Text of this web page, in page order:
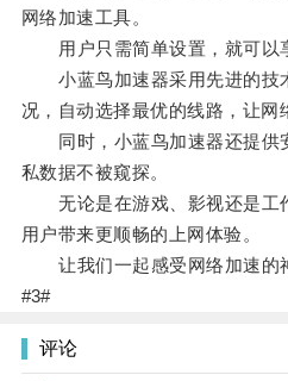
网络加速工具。
用户只需简单设置，就可以
小蓝鸟加速器采用先进的技
况，自动选择最优的线路，让网
同时，小蓝鸟加速器还提供
私数据不被窥探。
无论是在游戏、影视还是工
用户带来更顺畅的上网体验。
让我们一起感受网络加速的
#3#
评论